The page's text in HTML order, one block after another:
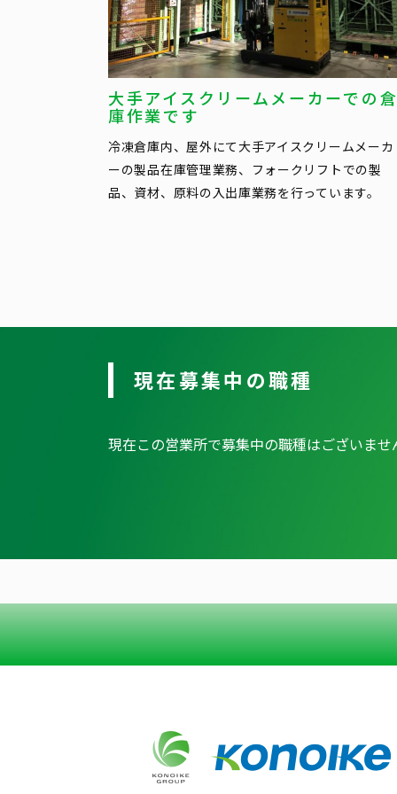
大手アイスクリームメーカーでの
庫作業です
冷凍倉庫内、屋外にて大手アイスクリームメーカ
ーの製品在庫管理業務、フォークリフトでの製
品、資材、原料の入出庫業務を行っています。
現在募集中の職種
現在この営業所で募集中の職種はございませ